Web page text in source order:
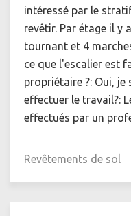
intéressé par le
revêtir. Par étage il y
tournant et 4
ce que l'escalier est
propriétaire ?: Oui,
effectuer le travail?:
effectués par un
Revêtements de sol